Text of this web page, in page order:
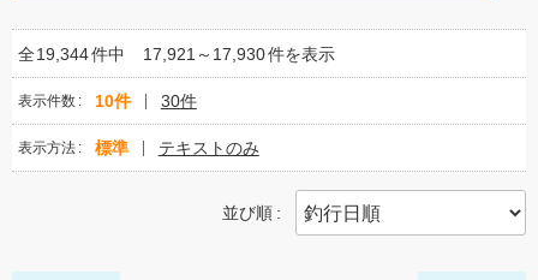
全19,344件中 17,921～17,930件を表示
表示件数 10件 30件
表示方法 標準 テキストのみ
並び順